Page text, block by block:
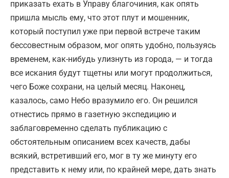
приказать ехать в Управу благочиния, как опять
пришла мысль ему, что этот плут и мошенник,
который поступил уже при первой встрече таким
бессовестным образом, мог опять удобно, пользуясь
временем, как-нибудь улизнуть из города, — и тогда
все искания будут тщетны или могут продолжиться,
чего Боже сохрани, на целый месяц. Наконец,
казалось, само Небо вразумило его. Он решился
отнестись прямо в газетную экспедицию и
заблаговременно сделать публикацию с
обстоятельным описанием всех качеств, дабы
всякий, встретивший его, мог в ту же минуту его
представить к нему или, по крайней мере, дать знать